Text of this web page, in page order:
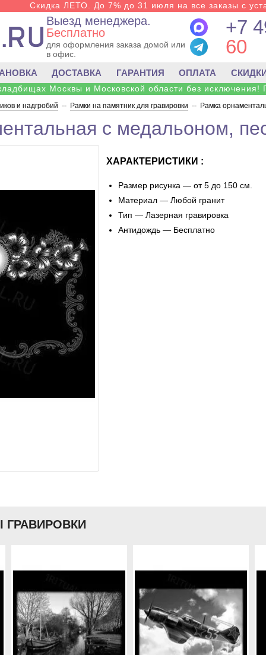
Скидка ЛЕТО. До 7% до 31 июля на все заказы с
Выезд менеджера.
Бесплатно
для оформления заказа домой или
в офис.
+7
60
ДОСТАВКА ГАРАНТИЯ ОПЛАТА
Москвы и Московской области без исключения!
и надгробий -- Рамки на памятник для гравировки -- Рамка
с медальоном,
ХАРАКТЕРИСТИКИ :
Размер рисунка — от 5 до 150 см.
Материал — Любой гранит
Тип — Лазерная гравировка
Антидождь — Бесплатно
ГРАВИРОВКИ